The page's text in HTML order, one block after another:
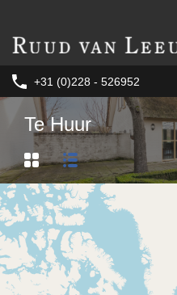
+31 (0)228 - 526952
Te Huur